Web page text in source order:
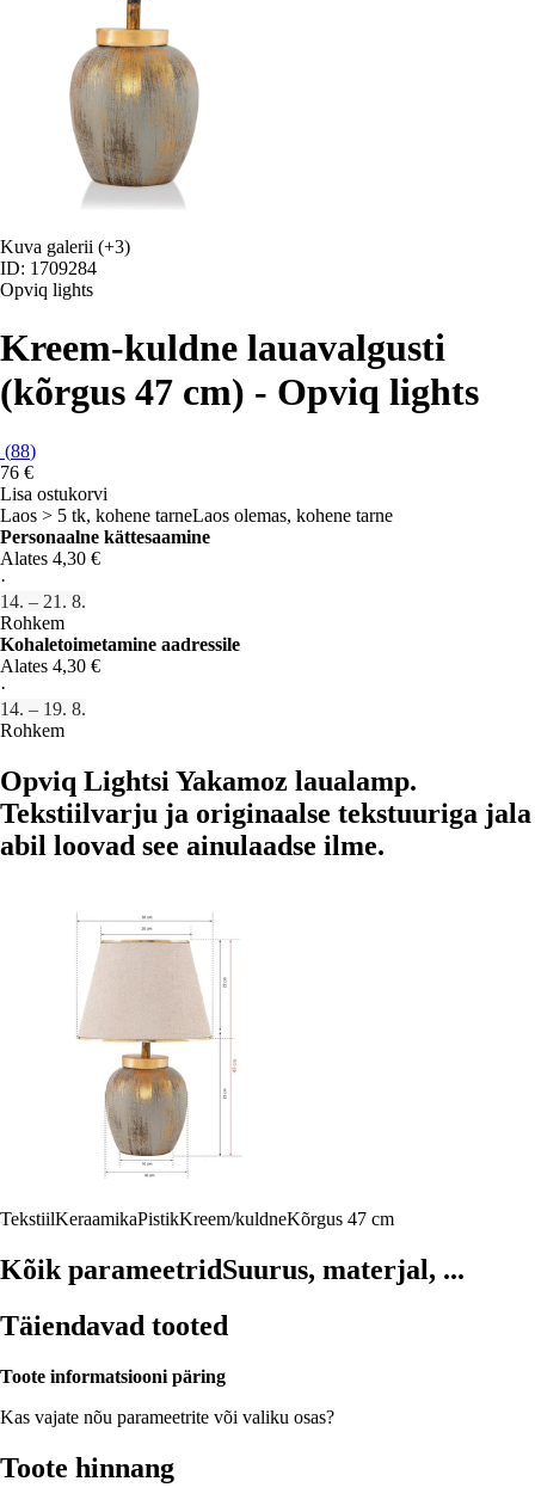
Kuva galerii (+3)
ID: 1709284
Opviq lights
Kreem-kuldne lauavalgusti
(kõrgus 47 cm) - Opviq lights
(88)
76 €
Lisa ostukorvi
Laos > 5 tk, kohene tarneLaos olemas, kohene tarne
Personaalne kättesaamine
Alates 4,30 €
·
14. – 21. 8.
Rohkem
Kohaletoimetamine aadressile
Alates 4,30 €
·
14. – 19. 8.
Rohkem
Opviq Lightsi Yakamoz laualamp.
Tekstiilvarju ja originaalse tekstuuriga jala
abil loovad see ainulaadse ilme.
TekstiilKeraamikaPistikKreem/kuldneKõrgus 47 cm
Kõik parameetridSuurus, materjal, ...
Täiendavad tooted
Toote informatsiooni päring
Kas vajate nõu parameetrite või valiku osas?
Toote hinnang